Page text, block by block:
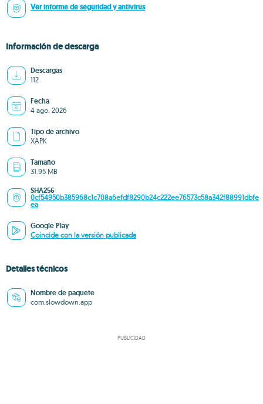
Ver informe de seguridad y antivirus
Información de descarga
Descargas
112
Fecha
4 ago. 2026
Tipo de archivo
XAPK
Tamaño
31.95 MB
SHA256
0cf54950b385968c1c708a6efdf8290b24c222ee76573c58a342f88991dbfe
ea
Google Play
Coincide con la versión publicada
Detalles técnicos
Nombre de paquete
com.slowdown.app
PUBLICIDAD